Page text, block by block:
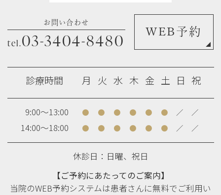
お問い合わせ
tel.03-3404-8480 WEB予約
診療時間 月 火 水 木 金 土 日 祝
9:00～13:00 ● ● ● ● ● ● ／ ／
14:00～18:00 ● ● ● ● ● ● ／ ／
休診日：日曜、祝日
【ご予約にあたってのご案内】
当院のWEB予約システムは患者さんに無料でご利用い